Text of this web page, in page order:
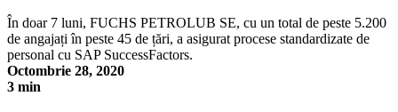
În doar 7 luni, FUCHS PETROLUB SE, cu un total de peste 5.200
de angajați în peste 45 de țări, a asigurat procese standardizate de
personal cu SAP SuccessFactors.
Octombrie 28, 2020
3 min